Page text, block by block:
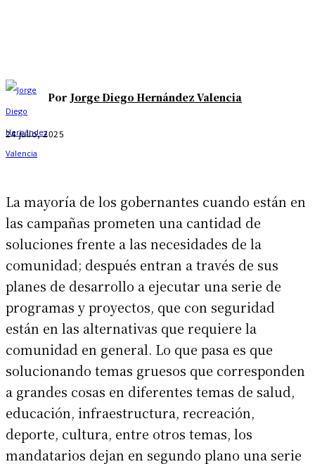
Por Jorge Diego Hernández Valencia
24 julio, 2025
La mayoría de los gobernantes cuando están en
las campañas prometen una cantidad de
soluciones frente a las necesidades de la
comunidad; después entran a través de sus
planes de desarrollo a ejecutar una serie de
programas y proyectos, que con seguridad
están en las alternativas que requiere la
comunidad en general. Lo que pasa es que
solucionando temas gruesos que corresponden
a grandes cosas en diferentes temas de salud,
educación, infraestructura, recreación,
deporte, cultura, entre otros temas, los
mandatarios dejan en segundo plano una serie